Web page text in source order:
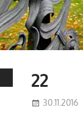
22
30.11.2016